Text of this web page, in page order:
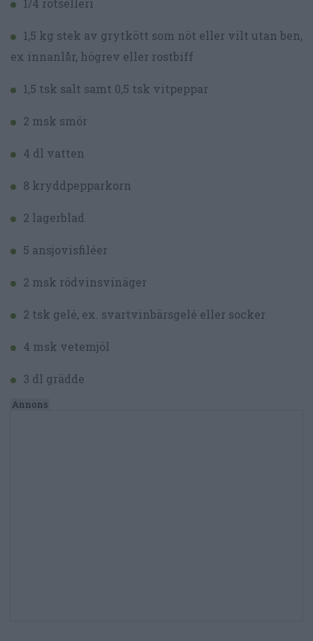
1/4 rotselleri
1,5 kg stek av grytkött som nöt eller vilt utan ben,
ex innanlår, högrev eller rostbiff
1,5 tsk salt samt 0,5 tsk vitpeppar
2 msk smör
4 dl vatten
8 kryddpepparkorn
2 lagerblad
5 ansjovisfiléer
2 msk rödvinsvinäger
2 tsk gelé, ex. svartvinbärsgelé eller socker
4 msk vetemjöl
3 dl grädde